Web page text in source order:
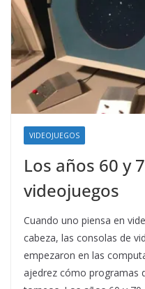
VIDEOJUEGOS
Los años 60 y
videojuegos
Cuando uno piensa en
cabeza, las consolas de
empezaron en las
ajedrez cómo programas